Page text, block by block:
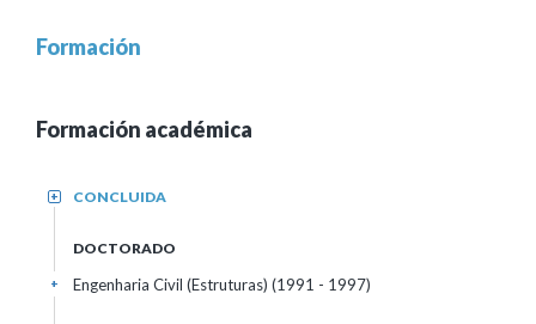
Formación
Formación académica
CONCLUIDA
+
DOCTORADO
Engenharia Civil (Estruturas) (1991 - 1997)
+